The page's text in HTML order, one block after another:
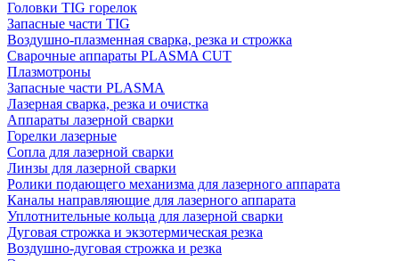
Головки TIG горелок
Запасные части TIG
Воздушно-плазменная сварка, резка и строжка
Сварочные аппараты PLASMA CUT
Плазмотроны
Запасные части PLASMA
Лазерная сварка, резка и очистка
Аппараты лазерной сварки
Горелки лазерные
Сопла для лазерной сварки
Линзы для лазерной сварки
Ролики подающего механизма для лазерного аппарата
Каналы направляющие для лазерного аппарата
Уплотнительные кольца для лазерной сварки
Дуговая строжка и экзотермическая резка
Воздушно-дуговая строжка и резка